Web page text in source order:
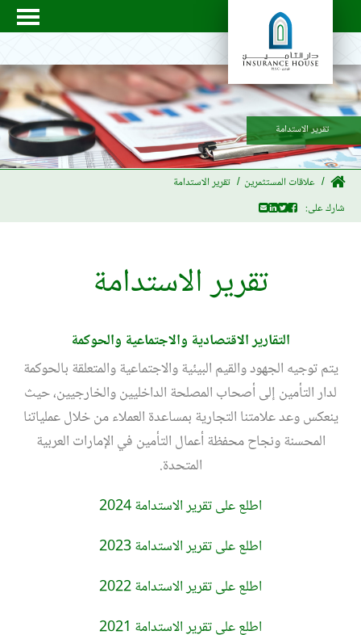
تقرير الاستدامة
علاقات المستثمرين
تقرير الاستدامة
شارك على:
تقرير الاستدامة
التقارير الاقتصادية والاجتماعية والحوكمة
يتم توجيه الجهود والقيم البيئية والاجتماعية والمتعلقة بالحوكمة
لدار التأمين إلى أصحاب المصلحة الداخليين والخارجيين، حيث
ينعكس وعد علامتنا التجارية بمساعدة العملاء من خلال عملياتنا
المحسنة ونجاح محفظة أعمال التأمين في الإمارات العربية
المتحدة.
اطلع على تقرير الاستدامة 2024
اطلع على تقرير الاستدامة 2023
اطلع على تقرير الاستدامة 2022
اطلع على تقرير الاستدامة 2021